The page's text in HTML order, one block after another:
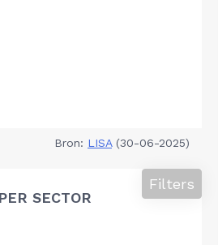
Bron: LISA(30-06-2025)
SECTOR
Filters